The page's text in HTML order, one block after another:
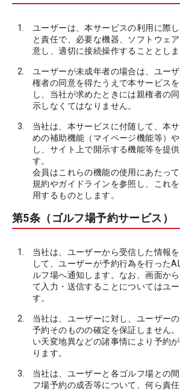
ユーザーは、本サービスの利用に際
と責任で、必要な機器、ソフトウェ
意し、適切に接続操作することとしま
ユーザーが未成年者の場合は、ユー
権者の同意を得たうえで本サービス
し、当社が求めたときには親権者の
示しなくてはなりません。
当社は、本サービスに付随して、本
めの補助機能（マイページ機能等）
し、サイト上で開示する機能等を提
す。
会員はこれらの機能の使用にあたっ
規約やガイドラインを参照し、これ
用するものとします。
第5条（ゴルフ場予約サービス）
当社は、ユーザーから受信した情報
して、ユーザーが予約行為を行った
ルフ場へ通知します。なお、画面か
て入力・送信することについてはユ
す。
当社は、ユーザーに対し、ユーザー
予約そのものの確定を保証しません
い天変地異などの諸事情により予約
ります。
当社は、ユーザーと各ゴルフ場との
フ場予約の成否等について、何ら責